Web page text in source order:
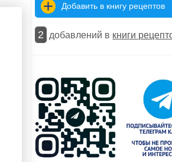
Добавить в книгу рецептов
2 добавлений в книги